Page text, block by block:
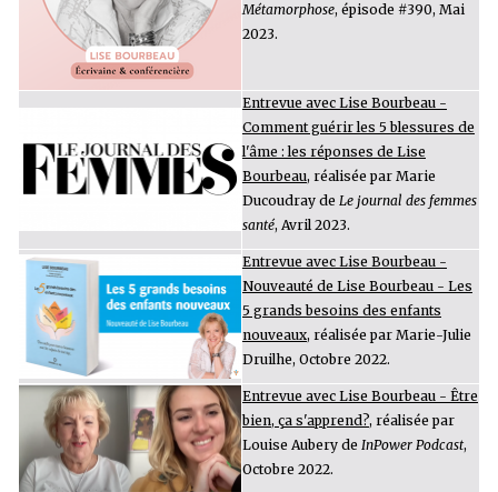
Métamorphose, épisode #390, Mai
2023.
Entrevue avec Lise Bourbeau -
Comment guérir les 5 blessures de
l'âme : les réponses de Lise
Bourbeau, réalisée par Marie
Ducoudray de Le journal des femmes
santé, Avril 2023.
Entrevue avec Lise Bourbeau -
Nouveauté de Lise Bourbeau - Les
5 grands besoins des enfants
nouveaux, réalisée par Marie-Julie
Druilhe, Octobre 2022.
Entrevue avec Lise Bourbeau - Être
bien, ça s'apprend?, réalisée par
Louise Aubery de InPower Podcast,
Octobre 2022.